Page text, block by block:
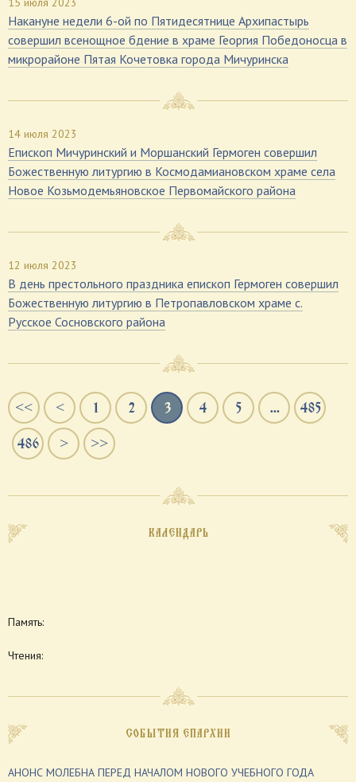
Накануне недели 6-ой по Пятидесятнице Архипастырь
совершил всенощное бдение в храме Георгия Победоносца в
микрорайоне Пятая Кочетовка города Мичуринска
14 июля 2023
Епископ Мичуринский и Моршанский Гермоген совершил
Божественную литургию в Космодамиановском храме села
Новое Козьмодемьяновское Первомайского района
12 июля 2023
В день престольного праздника епископ Гермоген совершил
Божественную литургию в Петропавловском храме с.
Русское Сосновского района
<< < 1 2 3 4 5 …
485
486
> >>
КАЛЕНДАРЬ
Память:
Чтения:
СОБЫТИЯ ЕПАРХИИ
АНОНС МОЛЕБНА ПЕРЕД НАЧАЛОМ НОВОГО УЧЕБНОГО ГОДА